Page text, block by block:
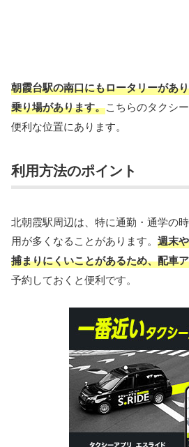
朝霞台駅の南口にもロータリーがあ
乗り場があります。こちらのタクシ
便利な位置にあります。
利用方法のポイント
北朝霞駅周辺は、特に通勤・通学の
用が多くなることがあります。 週末
捕まりにくいことがあるため、配車
予約しておくと便利です。